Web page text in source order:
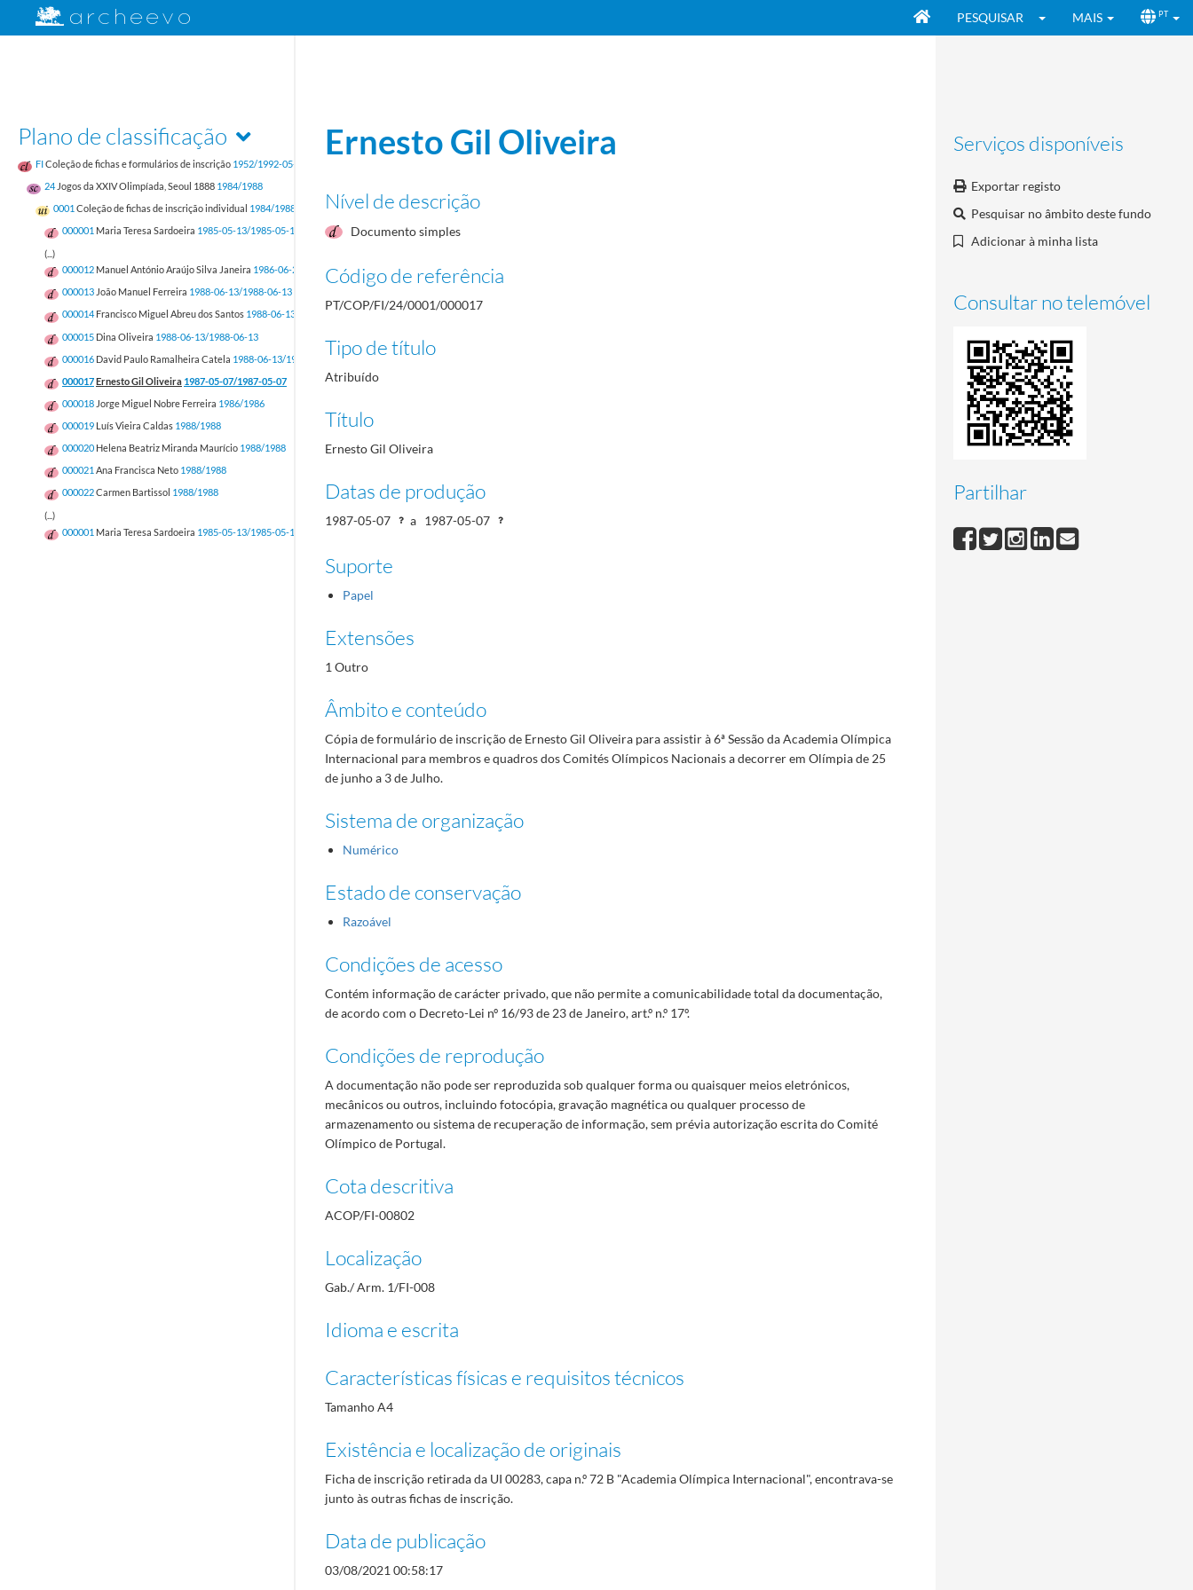
PESQUISAR MAIS PT
Plano de classificação
FIColeção de fichas e formulários de inscrição 1952/1992-05-17
24 Jogos da XXIV Olimpíada, Seoul 1888 1984/1988
0001 Coleção de fichas de inscrição individual 1984/1988
000001 Maria Teresa Sardoeira 1985-05-13/1985-05-13
(...)
000012 Manuel António Araújo Silva Janeira 1986-06-24/1986-06-24
000013 João Manuel Ferreira 1988-06-13/1988-06-13
000014 Francisco Miguel Abreu dos Santos 1988-06-13/1988-06-13
000015 Dina Oliveira 1988-06-13/1988-06-13
000016 David Paulo Ramalheira Catela 1988-06-13/1988-06-13
000017Ernesto Gil Oliveira 1987-05-07/1987-05-07
000018 Jorge Miguel Nobre Ferreira 1986/1986
000019 Luís Vieira Caldas 1988/1988
000020 Helena Beatriz Miranda Maurício 1988/1988
000021 Ana Francisca Neto 1988/1988
000022Carmen Bartissol 1988/1988
(...)
000001 Maria Teresa Sardoeira 1985-05-13/1985-05-13
Serviços disponíveis
Exportar registo
Pesquisar no âmbito deste fundo
Adicionar à minha lista
Consultar no telemóvel
Partilhar
Ernesto Gil Oliveira
Nível de descrição
Documento simples
Código de referência
PT/COP/FI/24/0001/000017
Tipo de título
Atribuído
Título
Ernesto Gil Oliveira
Datas de produção
1987-05-07 a 1987-05-07
Suporte
Papel
Extensões
1 Outro
Âmbito e conteúdo
Cópia de formulário de inscrição de Ernesto Gil Oliveira para assistir à 6ª Sessão da Academia Olímpica
Internacional para membros e quadros dos Comités Olímpicos Nacionais a decorrer em Olímpia de 25
de junho a 3 de Julho.
Sistema de organização
Numérico
Estado de conservação
Razoável
Condições de acesso
Contém informação de carácter privado, que não permite a comunicabilidade total da documentação,
de acordo com o Decreto-Lei nº 16/93 de 23 de Janeiro, art.º n.º 17º.
Condições de reprodução
A documentação não pode ser reproduzida sob qualquer forma ou quaisquer meios eletrónicos,
mecânicos ou outros, incluindo fotocópia, gravação magnética ou qualquer processo de
armazenamento ou sistema de recuperação de informação, sem prévia autorização escrita do Comité
Olímpico de Portugal.
Cota descritiva
ACOP/FI-00802
Localização
Gab./ Arm. 1/FI-008
Idioma e escrita
Características físicas e requisitos técnicos
Tamanho A4
Existência e localização de originais
Ficha de inscrição retirada da UI 00283, capa n.º 72 B "Academia Olímpica Internacional", encontrava-se
junto às outras fichas de inscrição.
Data de publicação
03/08/2021 00:58:17